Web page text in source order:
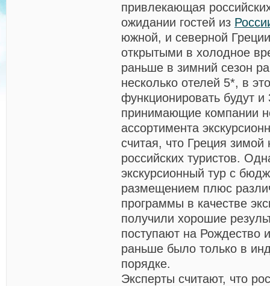
привлекающая
ожидании гостей из
южной, и северной
открытыми в холодное
раньше в зимний сезон
несколько отелей 5*, в
функционировать будут
принимающие компании
ассортимента
считая, что Греция зимой
российских туристов.
экскурсионный тур с
размещением плюс
программы в качестве
получили хорошие
поступают на Рождество
раньше было только в
порядке.
Эксперты считают, что